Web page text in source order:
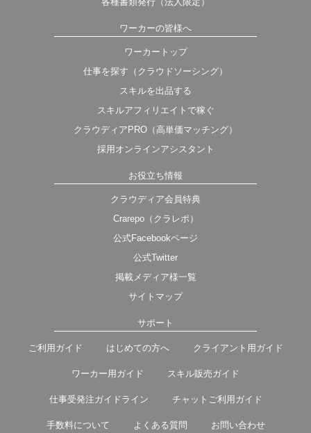
ワーカーの皆様へ
ワーカートップ
仕事を探す（クラウドソーシング）
スキルを出品する
スキルアフィリエイトで稼ぐ
クラウディアPRO（高単価マッチング）
採用オンラインアシスタント
お役立ち情報
クラウディア会員特典
Crarepo（クラレポ）
公式Facebookページ
公式Twitter
掲載メディア様一覧
サイトマップ
サポート
ご利用ガイド はじめての方へ クライアント用ガイド
ワーカー用ガイド スキル販売ガイド
仕事受発注ガイドライン チャットご利用ガイド
手数料について よくある質問 お問い合わせ